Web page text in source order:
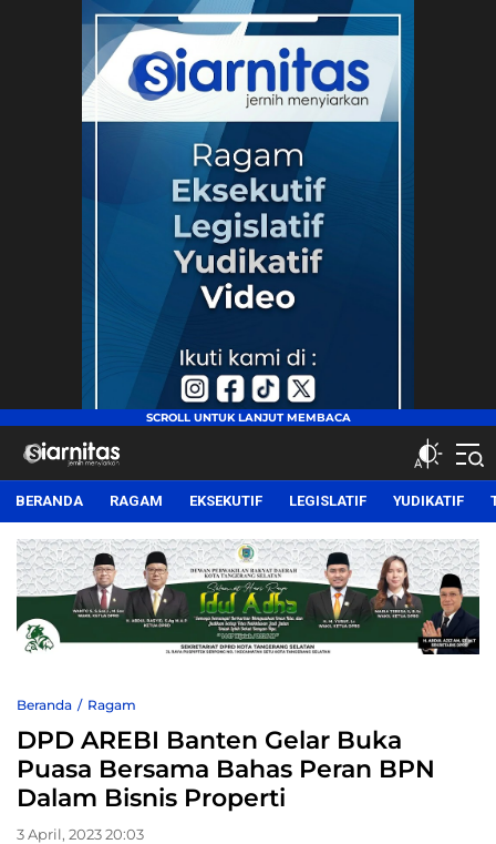
siarnitas
Jernih Menyiarkan
BERANDA RAGAM EKSEKUTIF LEGISLATIF YUDIKATIF
Beranda Ragam
DPD AREBI Banten Gelar Buka
Puasa Bersama Bahas Peran BPN
Dalam Bisnis Properti
3 April, 2023 20:03